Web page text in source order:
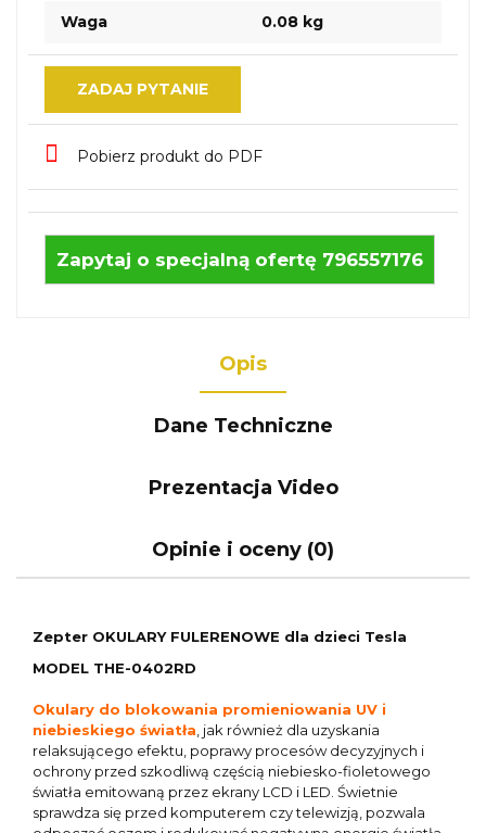
Waga 0.08 kg
ZADAJ PYTANIE
Pobierz produkt do PDF
Zapytaj o specjalną ofertę 796557176
Opis
Dane Techniczne
Prezentacja Video
Opinie i oceny (0)
Zepter OKULARY FULERENOWE dla dzieci Tesla
MODEL THE-0402RD
Okulary do blokowania promieniowania UV i
niebieskiego światła, jak również dla uzyskania
relaksującego efektu, poprawy procesów decyzyjnych i
ochrony przed szkodliwą częścią niebiesko-fioletowego
światła emitowaną przez ekrany LCD i LED. Świetnie
sprawdza się przed komputerem czy telewizją, pozwala